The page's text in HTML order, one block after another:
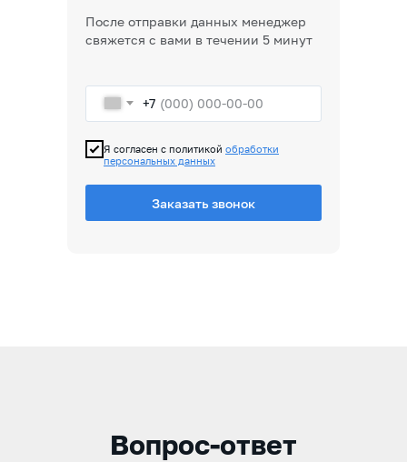
+7
Я согласен с политикой обработки
персональных данных
Заказать звонок
После отправки данных менеджер
свяжется с вами в течении 5 минут
Вопрос-ответ